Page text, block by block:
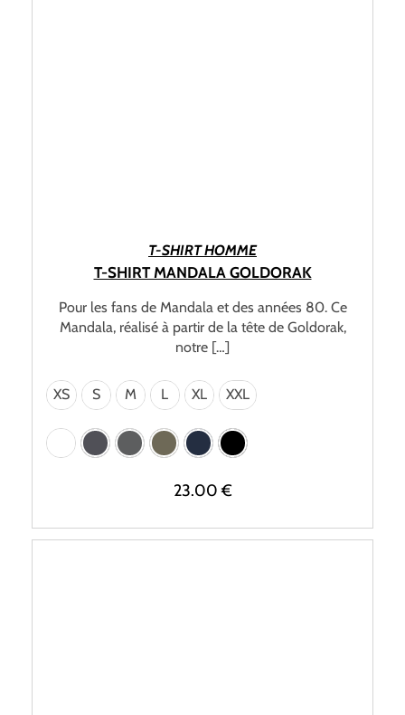
T-SHIRT HOMME
T-SHIRT MANDALA GOLDORAK
Pour les fans de Mandala et des années 80. Ce
Mandala, réalisé à partir de la tête de Goldorak,
notre […]
XS S M L XL XXL
23.00€